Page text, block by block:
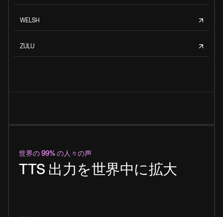
WELSH
ZULU
世界の 99% の人々の声
TTS 出力を世界中に拡大